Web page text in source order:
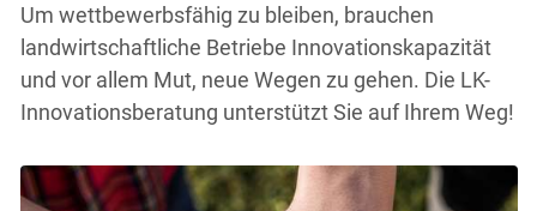
Um wettbewerbsfähig zu bleiben, brauchen
landwirtschaftliche Betriebe Innovationskapazität
und vor allem Mut, neue Wegen zu gehen. Die LK-
Innovationsberatung unterstützt Sie auf Ihrem Weg!